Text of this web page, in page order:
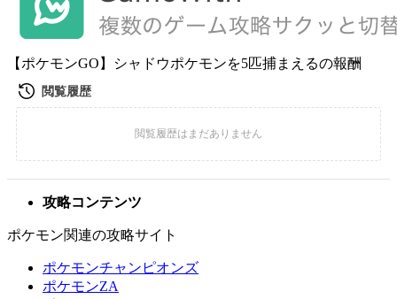
【ポケモンGO】シャドウポケモンを5匹捕まえるの報酬
攻略コンテンツ
ポケモン関連の攻略サイト
ポケモンチャンピオンズ
ポケモンZA